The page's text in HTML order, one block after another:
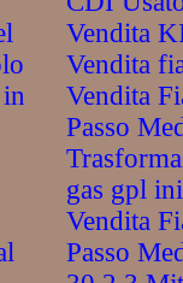
Vendita
Vendita
Vendita
Passo
gas gpl
Vendita
Passo